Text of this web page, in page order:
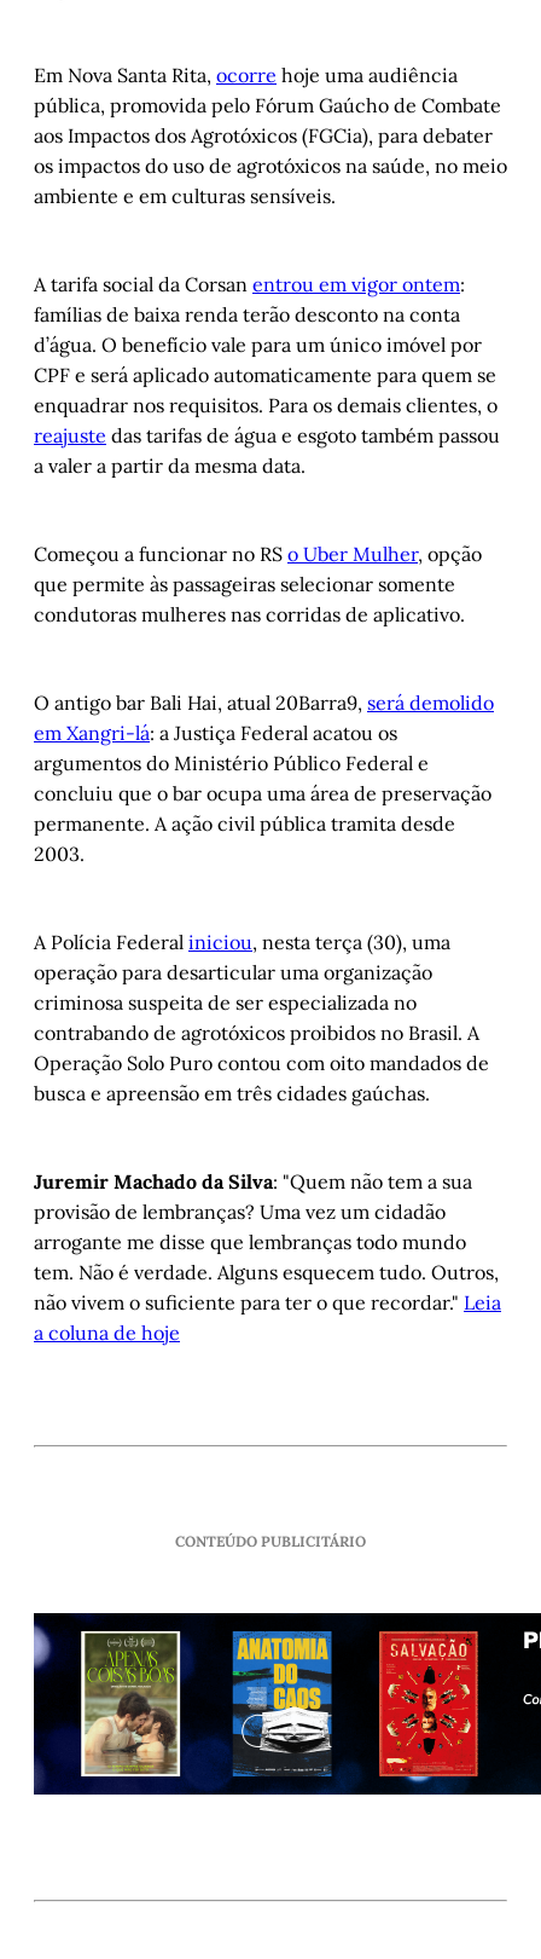
Em Nova Santa Rita, ocorre hoje uma audiência
pública, promovida pelo Fórum Gaúcho de Combate
aos Impactos dos Agrotóxicos (FGCia), para debater
os impactos do uso de agrotóxicos na saúde, no meio
ambiente e em culturas sensíveis.
A tarifa social da Corsan entrou em vigor ontem:
famílias de baixa renda terão desconto na conta
d’água. O benefício vale para um único imóvel por
CPF e será aplicado automaticamente para quem se
enquadrar nos requisitos. Para os demais clientes, o
reajuste das tarifas de água e esgoto também passou
a valer a partir da mesma data.
Começou a funcionar no RS o Uber Mulher, opção
que permite às passageiras selecionar somente
condutoras mulheres nas corridas de aplicativo.
O antigo bar Bali Hai, atual 20Barra9, será demolido
em Xangri-lá: a Justiça Federal acatou os
argumentos do Ministério Público Federal e
concluiu que o bar ocupa uma área de preservação
permanente. A ação civil pública tramita desde
2003.
A Polícia Federal iniciou, nesta terça (30), uma
operação para desarticular uma organização
criminosa suspeita de ser especializada no
contrabando de agrotóxicos proibidos no Brasil. A
Operação Solo Puro contou com oito mandados de
busca e apreensão em três cidades gaúchas.
Juremir Machado da Silva: "Quem não tem a sua
provisão de lembranças? Uma vez um cidadão
arrogante me disse que lembranças todo mundo
tem. Não é verdade. Alguns esquecem tudo. Outros,
não vivem o suficiente para ter o que recordar." Leia
a coluna de hoje
CONTEÚDO PUBLICITÁRIO